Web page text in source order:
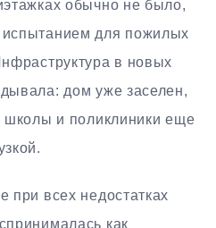
обычно не было,
испытанием для пожилых
в новых
дом уже заселен,
школы и поликлиники еще
при всех недостатках
как